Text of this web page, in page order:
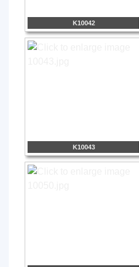
K10042
K10043